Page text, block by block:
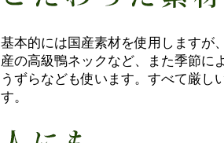
基本的には国産素材を使用しますが
産の高級鴨ネックなど、また季節に
うずらなども使います。すべて厳し
す。